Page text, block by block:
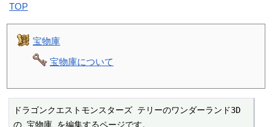
TOP
宝物庫
宝物庫について
ドラゴンクエストモンスターズ テリーのワンダーランド3D
の 宝物庫 を編集するページです。